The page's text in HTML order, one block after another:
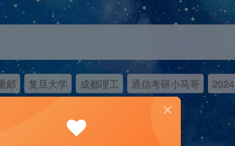
邮 复旦大学 成都理工 通信考研小马哥 2024